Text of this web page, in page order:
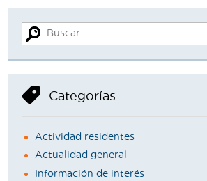
Categorías
Actividad residentes
Actualidad general
Información de interés